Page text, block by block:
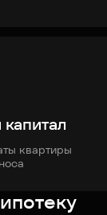
квартиры